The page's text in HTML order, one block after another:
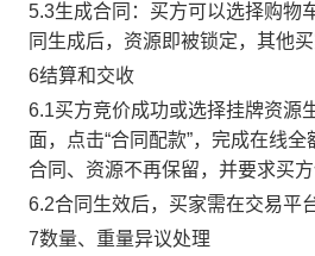
5.3生成合同：买方可以选择购物
同生成后，资源即被锁定，其他买
6结算和交收
6.1买方竞价成功或选择挂牌资源
面，点击“合同配款”，完成在线
合同、资源不再保留，并要求买
6.2合同生效后，买家需在交易平
7数量、重量异议处理